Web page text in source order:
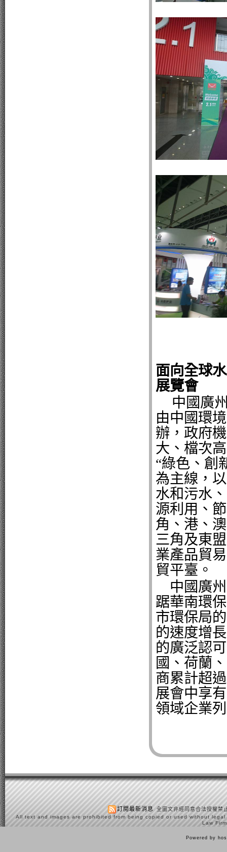
面向全球水
展覽會
中國廣
由中國環
辦，政府
大、檔次
“綠色、創
為主線，
水和污水
源利用、
角、港、
三角及東
業產品貿
貿平臺。
中國廣
踞華南環
市環保局
的速度增長
的廣泛認
國、荷蘭
商累計超過
展會中享
領域企業
訂閱最新消息 全圖文非經同意合法授權禁
All text and images are prohibited from being copied or used without
Law
Powered by